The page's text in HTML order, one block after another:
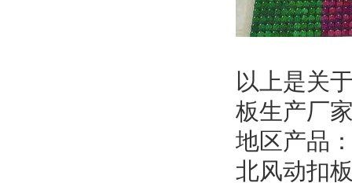
以上是关
板生产厂
地区产品
北风动扣